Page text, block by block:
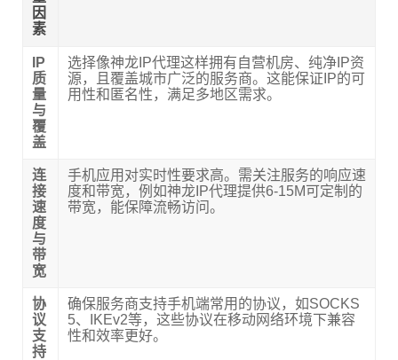
因
素
IP
质
量
与
覆
盖
选择像神龙IP代理这样拥有自营机房、纯净IP资
源，且覆盖城市广泛的服务商。这能保证IP的可
用性和匿名性，满足多地区需求。
连
接
速
度
与
带
宽
手机应用对实时性要求高。需关注服务的响应速
度和带宽，例如神龙IP代理提供6-15M可定制的
带宽，能保障流畅访问。
协
议
支
持
确保服务商支持手机端常用的协议，如SOCKS
5、IKEv2等，这些协议在移动网络环境下兼容
性和效率更好。